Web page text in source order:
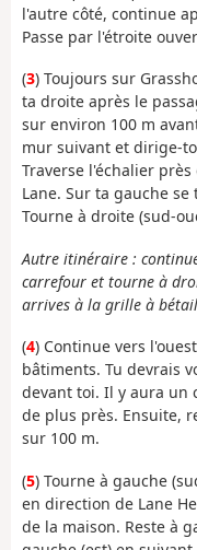
l'autre côté, continue
Passe par l'étroite
(3) Toujours sur
ta droite après le
sur environ 100 m
mur suivant et dirige-
Traverse l'échalier
Lane. Sur ta gauche
Tourne à droite (sud-
Autre itinéraire :
carrefour et tourne à
arrives à la grille à
(4) Continue vers
bâtiments. Tu devrais
devant toi. Il y aura un
de plus près. Ensuite,
sur 100 m.
(5) Tourne à gauche
en direction de Lane
de la maison. Reste à